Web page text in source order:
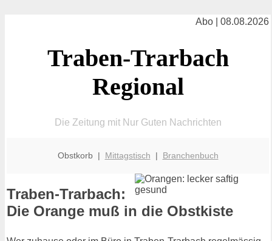
Abo | 08.08.2026
Traben-Trarbach
Regional
Die Zeitung mit Nur Guten Nachrichten
Obstkorb | Mittagstisch | Branchenbuch
Traben-Trarbach:
Die Orange muß in die Obstkiste